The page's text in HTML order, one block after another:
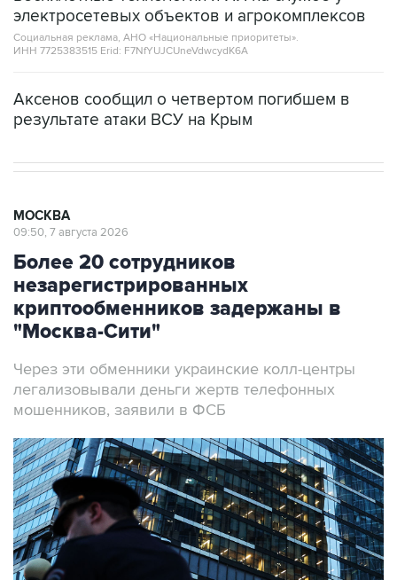
ИНН 7725383515 Erid: F7NfYUJCUneVdwcydK6A
Аксенов сообщил о четвертом погибшем в
Более 20 сотрудников
незарегистрированных
криптообменников задержаны в
"Москва-Сити"
Через эти обменники украинские колл-центры
мошенников, заявили в ФСБ